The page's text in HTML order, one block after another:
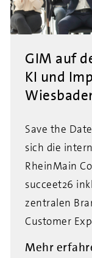
GIM auf
KI und
Save the
sich die
RheinMain
succeet26
zentralen
Customer
Mehr